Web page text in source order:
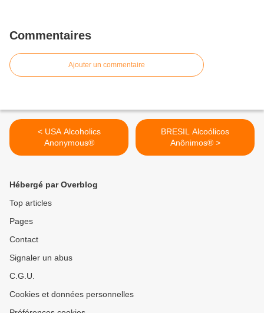
Commentaires
Ajouter un commentaire
< USA Alcoholics
Anonymous®
BRESIL Alcoólicos
Anônimos® >
Hébergé par Overblog
Top articles
Pages
Contact
Signaler un abus
C.G.U.
Cookies et données personnelles